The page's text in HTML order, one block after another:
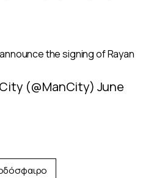
the signing of Rayan
(@ManCity) June